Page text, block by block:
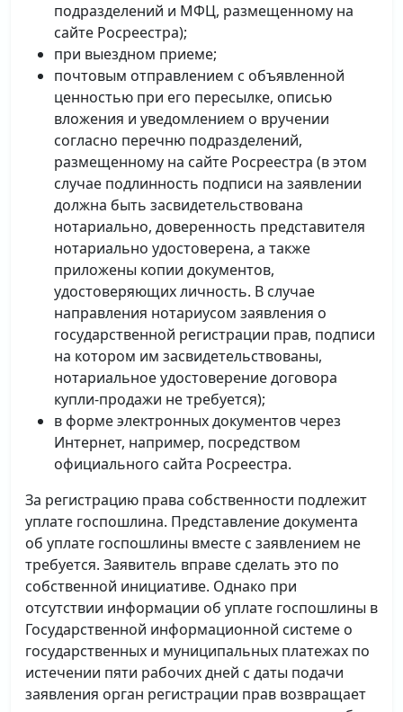
подразделений и МФЦ, размещенному на
сайте Росреестра);
при выездном приеме;
почтовым отправлением с объявленной
ценностью при его пересылке, описью
вложения и уведомлением о вручении
согласно перечню подразделений,
размещенному на сайте Росреестра (в этом
случае подлинность подписи на заявлении
должна быть засвидетельствована
нотариально, доверенность представителя
нотариально удостоверена, а также
приложены копии документов,
удостоверяющих личность. В случае
направления нотариусом заявления о
государственной регистрации прав, подписи
на котором им засвидетельствованы,
нотариальное удостоверение договора
купли-продажи не требуется);
в форме электронных документов через
Интернет, например, посредством
официального сайта Росреестра.
За регистрацию права собственности подлежит
уплате госпошлина. Представление документа
об уплате госпошлины вместе с заявлением не
требуется. Заявитель вправе сделать это по
собственной инициативе. Однако при
отсутствии информации об уплате госпошлины в
Государственной информационной системе о
государственных и муниципальных платежах по
истечении пяти рабочих дней с даты подачи
заявления орган регистрации прав возвращает